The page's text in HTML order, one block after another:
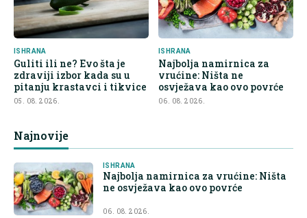
ISHRANA
Guliti ili ne? Evo šta je
zdraviji izbor kada su u
pitanju krastavci i tikvice
05. 08. 2026.
ISHRANA
Najbolja namirnica za
vrućine: Ništa ne
osvježava kao ovo povrće
06. 08. 2026.
Najnovije
ISHRANA
Najbolja namirnica za vrućine: Ništa
ne osvježava kao ovo povrće
06. 08. 2026.